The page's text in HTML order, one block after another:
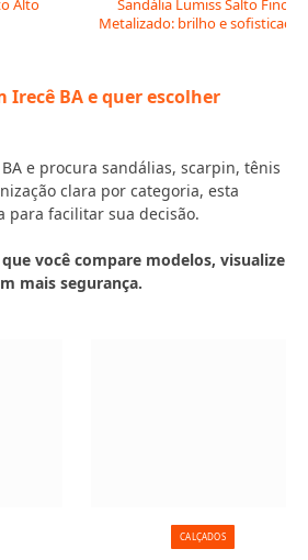
Alto
Sandália Lumiss Salto Fino
Metalizado: brilho e sofisticação
Irecê BA e quer escolher
e procura sandálias, scarpin, tênis
clara por categoria, esta
para facilitar sua decisão.
você compare modelos, visualize
mais segurança.
CALÇADOS